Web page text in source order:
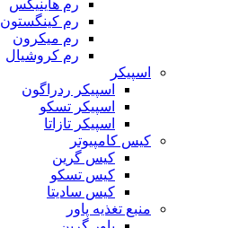
رم هاینیکس
رم کینگستون
رم میکرون
رم کروشیال
اسپیکر
اسپیکر ردراگون
اسپیکر تسکو
اسپیکر تازاتا
کیس کامپیوتر
کیس گرین
کیس تسکو
کیس سادیتا
منبع تغذیه‌ پاور